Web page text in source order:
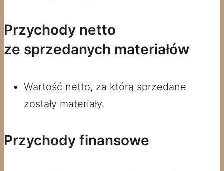
Przychody netto
ze sprzedanych materiałów
Wartość netto, za którą sprzedane
zostały materiały.
Przychody finansowe